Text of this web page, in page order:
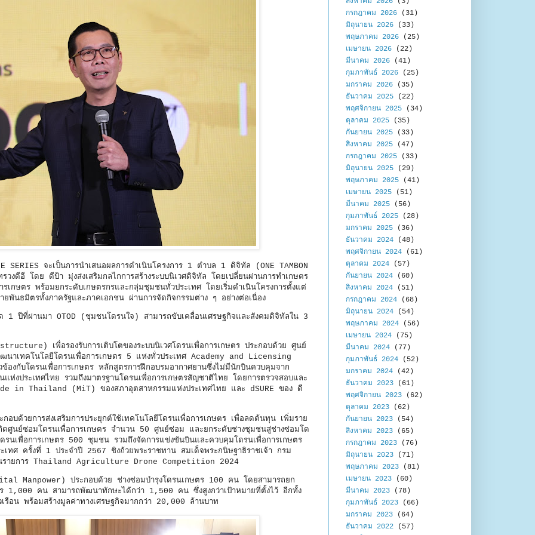
จะเป็นการนำเสนอผลการดำเนินโครงการ 1 ตำบล 1 ดิจิทัล (ONE TAMBON
ดีอี โดย ดีป้า มุ่งส่งเสริมกลไกการสร้างระบบนิเวศดิจิทัล โดยเปลี่ยนผ่านการทำเกษตร
เกษตร พร้อมยกระดับเกษตรกรและกลุ่มชุมชนทั่วประเทศ โดยเริ่มดำเนินโครงการตั้งแต่
พันธมิตรทั้งภาครัฐและภาคเอกชน ผ่านการจัดกิจกรรมต่าง ๆ อย่างต่อเนื่อง
1 ปีที่ผ่านมา OTOD (ชุมชนโดรนใจ) สามารถขับเคลื่อนเศรษฐกิจและสังคมดิจิทัลใน 3
เพื่อรองรับการเติบโตของระบบนิเวศโดรนเพื่อการเกษตร ประกอบด้วย ศูนย์
าเทคโนโลยีโดรนเพื่อการเกษตร 5 แห่งทั่วประเทศ Academy and Licensing
กับโดรนเพื่อการเกษตร หลักสูตรการฝึกอบรมอากาศยานซึ่งไม่มีนักบินควบคุมจาก
แห่งประเทศไทย รวมถึงมาตรฐานโดรนเพื่อการเกษตรสัญชาติไทย โดยการตรวจสอบและ
in Thailand (MiT) ของสภาอุตสาหกรรมแห่งประเทศไทย และ dSURE ของ ดี
ยการส่งเสริมการประยุกต์ใช้เทคโนโลยีโดรนเพื่อการเกษตร เพื่อลดต้นทุน เพิ่มราย
ดศูนย์ซ่อมโดรนเพื่อการเกษตร จำนวน 50 ศูนย์ซ่อม และยกระดับช่างชุมชนสู่ช่างซ่อมโด
ดรนเพื่อการเกษตร 500 ชุมชน รวมถึงจัดการแข่งขันบินและควบคุมโดรนเพื่อการเกษตร
ะเทศ ครั้งที่ 1 ประจำปี 2567 ชิงถ้วยพระราชทาน สมเด็จพระกนิษฐาธิราชเจ้า กรม
ในรายการ Thailand Agriculture Drone Competition 2024
Manpower) ประกอบด้วย ช่างซ่อมบำรุงโดรนเกษตร 100 คน โดยสามารถยก
1,000 คน สามารถพัฒนาทักษะได้กว่า 1,500 คน ซึ่งสูงกว่าเป้าหมายที่ตั้งไว้ อีกทั้ง
อน พร้อมสร้างมูลค่าทางเศรษฐกิจมากกว่า 20,000 ล้านบาท
กรกฎาคม 2026 (31)
มิถุนายน 2026 (33)
พฤษภาคม 2026 (25)
เมษายน 2026 (22)
มีนาคม 2026 (41)
กุมภาพันธ์ 2026 (25)
มกราคม 2026 (35)
ธันวาคม 2025 (22)
พฤศจิกายน 2025 (34)
ตุลาคม 2025 (35)
กันยายน 2025 (33)
สิงหาคม 2025 (47)
กรกฎาคม 2025 (33)
มิถุนายน 2025 (29)
พฤษภาคม 2025 (41)
เมษายน 2025 (51)
มีนาคม 2025 (56)
กุมภาพันธ์ 2025 (28)
มกราคม 2025 (36)
ธันวาคม 2024 (48)
พฤศจิกายน 2024 (61)
ตุลาคม 2024 (57)
กันยายน 2024 (60)
สิงหาคม 2024 (51)
กรกฎาคม 2024 (68)
มิถุนายน 2024 (54)
พฤษภาคม 2024 (56)
เมษายน 2024 (75)
มีนาคม 2024 (77)
กุมภาพันธ์ 2024 (52)
มกราคม 2024 (42)
ธันวาคม 2023 (61)
พฤศจิกายน 2023 (62)
ตุลาคม 2023 (62)
กันยายน 2023 (54)
สิงหาคม 2023 (65)
กรกฎาคม 2023 (76)
มิถุนายน 2023 (71)
พฤษภาคม 2023 (81)
เมษายน 2023 (60)
มีนาคม 2023 (78)
กุมภาพันธ์ 2023 (66)
มกราคม 2023 (64)
ธันวาคม 2022 (57)